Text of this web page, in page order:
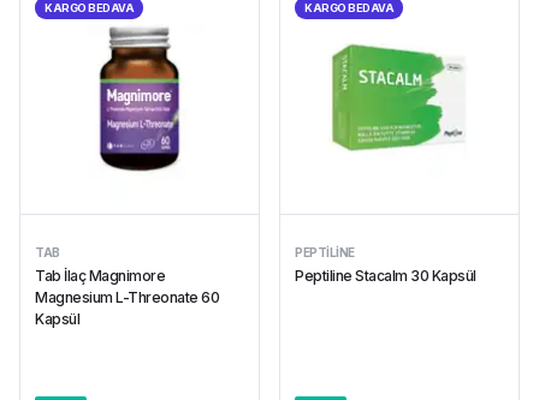
KARGO BEDAVA
TAB
Tab İlaç Magnimore
Magnesium L-Threonate 60
Kapsül
KARGO BEDAVA
PEPTILINE
Peptiline Stacalm 30 Kapsül